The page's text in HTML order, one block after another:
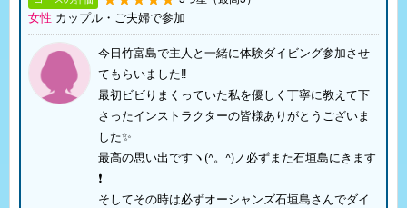
女性 カップル・ご夫婦で参加
今日竹富島で主人と一緒に体験ダイビング参加させ
てもらいました‼
最初ビビりまくっていた私を優しく丁寧に教えて下
さったインストラクターの皆様ありがとうございま
した✨
最高の思い出ですヽ(^。^)ノ必ずまた石垣島にきます
❗
そしてその時は必ずオーシャンズ石垣島さんでダイ